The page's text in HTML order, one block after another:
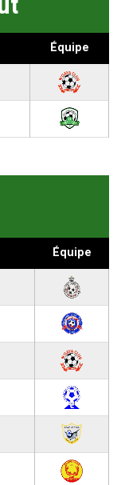
Équipe
Équipe